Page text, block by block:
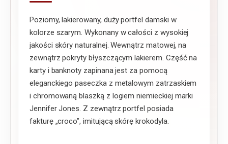
Poziomy, lakierowany, duży portfel damski w
kolorze szarym. Wykonany w całości z wysokiej
jakości skóry naturalnej. Wewnątrz matowej, na
zewnątrz pokryty błyszczącym lakierem. Część na
karty i banknoty zapinana jest za pomocą
eleganckiego paseczka z metalowym zatrzaskiem
i chromowaną blaszką z logiem niemieckiej marki
Jennifer Jones. Z zewnątrz portfel posiada
fakturę „croco”, imitującą skórę krokodyla.